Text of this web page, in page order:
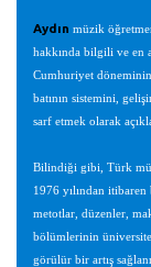
Aydın müzik
hakkında bilgili ve en
Cumhuriyet
batının sistemini,
sarf etmek olarak
Bilindiği gibi, Türk
1976 yılından itibaren
metotlar, düzenler,
bölümlerinin
görülür bir artış